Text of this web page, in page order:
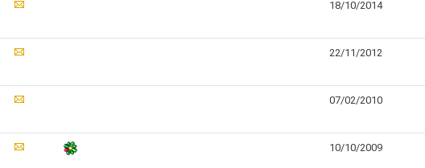
18/10/2014
22/11/2012
07/02/2010
10/10/2009